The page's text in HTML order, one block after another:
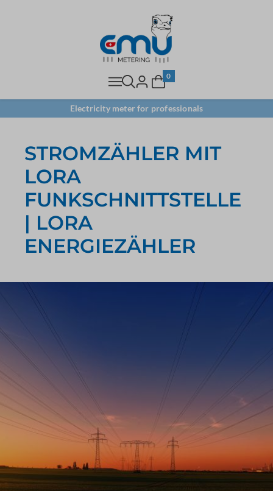
0
Electricity meter for professionals
STROMZÄHLER MIT
LORA
FUNKSCHNITTSTELLE
| LORA
ENERGIEZÄHLER